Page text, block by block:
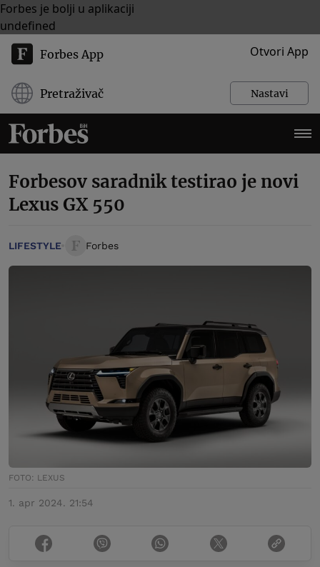
Forbes je bolji u aplikaciji
undefined
Forbes App Otvori App
Pretraživač Nastavi
Forbesov saradnik testirao je novi
Lexus GX 550
LIFESTYLE Forbes
FOTO: LEXUS
1. apr 2024. 21:54